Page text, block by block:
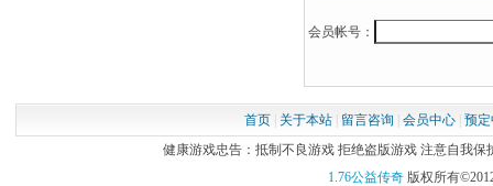
会员帐号：
首页| 关于本站| 留言咨询 会员中心| 预
健康游戏忠告：抵制不良游戏 拒绝盗版游戏 注意自我保
1.76公益传奇版权所有